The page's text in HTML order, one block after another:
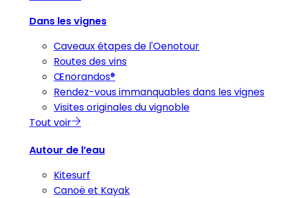
Dans les vignes
Caveaux étapes de l'Oenotour
Routes des vins
Œnorandos®
Rendez-vous immanquables dans les vignes
Visites originales du vignoble
Tout voir
Autour de l’eau
Kitesurf
Canoë et Kayak